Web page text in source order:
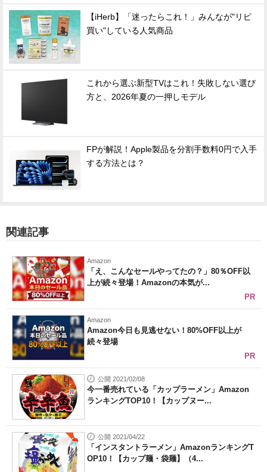
【iHerb】「迷ったらこれ！」みんなが"リピ
買い"している人気商品
これから選ぶ新型TVはこれ！失敗しない選び
方と、2026年夏の一押しモデル
FPが解説！Apple製品を分割手数料0円で入手
する方法とは？
関連記事
Amazon
「え、こんなセールやってたの？」80％OFF以
上が続々登場！Amazonの本気が...
PR
Amazon
Amazon今日も見逃せない！80%OFF以上が
続々登場
PR
公開 2021/02/08
今一番売れている「カップラーメン」Amazon
ランキングTOP10！【カップヌー...
公開 2021/04/22
「インスタントラーメン」AmazonランキングT
OP10！【カップ麺・袋麺】（4...